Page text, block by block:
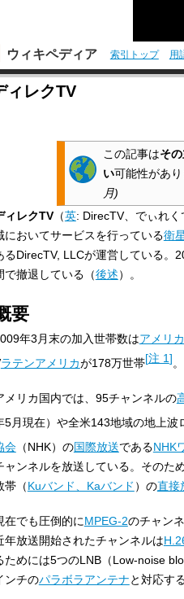
ウィキペディア 索引トップ 用
ィレクTV
この記事はそ
い可能性があり
月)
ィレクTV（英: DirecTV、でぃれく
においてサービスを行っている衛
るDirecTV, LLCが運営している。
で撤退している（後述）。
要
年3月末の加入世帯数はアメリ
ラテンアメリカが178万世帯[注 1]。
メリカ国内では、95チャンネルの
5月現在）や全米143地域の地上波
会（NHK）の国際放送であるNHK
ャンネルを放送している。そのた
帯（Kuバンド、Kaバンド ）の直接
在でも圧倒的にMPEG-2のチャン
年放送開始されたチャンネルは
ためには5つのLNB（Low-noise
ンチのパラボラアンテナと対応す